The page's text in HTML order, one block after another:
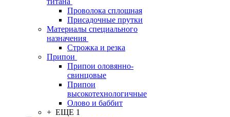
Проволока сплошная
Присадочные прутки
Материалы специального
назначения
Строжка и резка
Припои
Припои оловянно-
свинцовые
Припои
высокотехнологичные
Олово и баббит
+ ЕЩЕ 1